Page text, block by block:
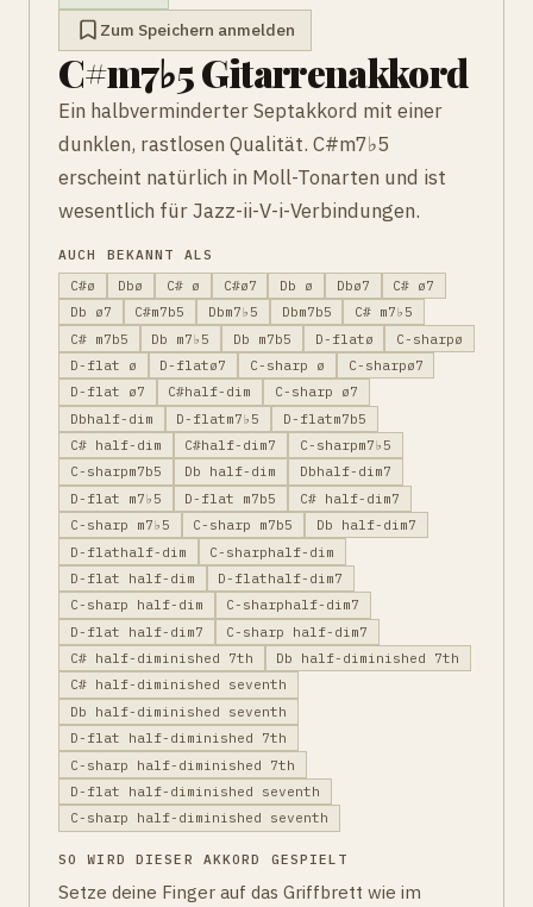
Zum Speichern anmelden
C#m7♭5 Gitarrenakkord
Ein halbverminderter Septakkord mit einer
dunklen, rastlosen Qualität. C#m7♭5
erscheint natürlich in Moll-Tonarten und ist
wesentlich für Jazz-ii-V-i-Verbindungen.
AUCH BEKANNT ALS
C#ø
Dbø C# ø C#ø7 Db ø Dbø7
C# ø7
Db ø7
C#m7b5 Dbm7♭5 Dbm7b5
C# m7♭5
C# m7b5
Db m7♭5 Db m7b5 D-flatø
C-sharpø
D-flat ø
D-flatø7 C-sharp ø
C-sharpø7
D-flat ø7
C#half-dim
C-sharp ø7
Dbhalf-dim
D-flatm7♭5
D-flatm7b5
C# half-dim
C#half-dim7
C-sharpm7♭5
C-sharpm7b5
Db half-dim
Dbhalf-dim7
D-flat m7♭5
D-flat m7b5
C# half-dim7
C-sharp m7♭5
C-sharp m7b5
Db half-dim7
D-flathalf-dim
C-sharphalf-dim
D-flat half-dim
D-flathalf-dim7
C-sharp half-dim
C-sharphalf-dim7
D-flat half-dim7
C-sharp half-dim7
C# half-diminished 7th
Db half-diminished 7th
C# half-diminished seventh
Db half-diminished seventh
D-flat half-diminished 7th
C-sharp half-diminished 7th
D-flat half-diminished seventh
C-sharp half-diminished seventh
SO WIRD DIESER AKKORD GESPIELT
Setze deine Finger auf das Griffbrett wie im